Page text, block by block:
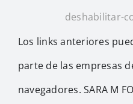
deshabilitar-
Los links anteriores
parte de las empresas
navegadores. SARA M